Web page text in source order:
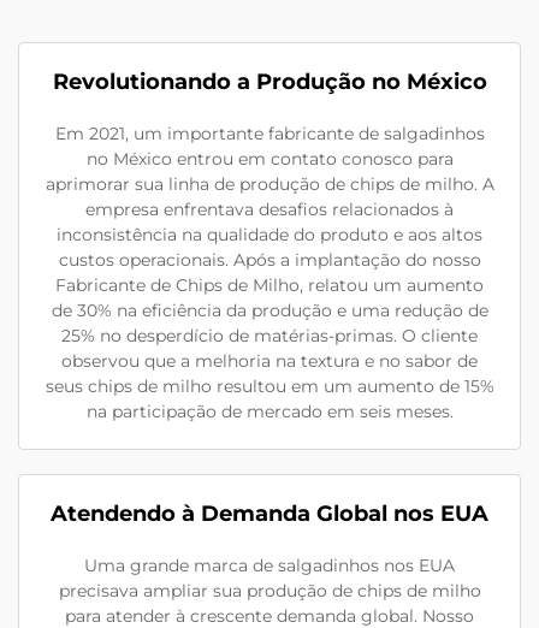
Revolutionando a Produção no México
Em 2021, um importante fabricante de salgadinhos
no México entrou em contato conosco para
aprimorar sua linha de produção de chips de milho. A
empresa enfrentava desafios relacionados à
inconsistência na qualidade do produto e aos altos
custos operacionais. Após a implantação do nosso
Fabricante de Chips de Milho, relatou um aumento
de 30% na eficiência da produção e uma redução de
25% no desperdício de matérias-primas. O cliente
observou que a melhoria na textura e no sabor de
seus chips de milho resultou em um aumento de 15%
na participação de mercado em seis meses.
Atendendo à Demanda Global nos EUA
Uma grande marca de salgadinhos nos EUA
precisava ampliar sua produção de chips de milho
para atender à crescente demanda global. Nosso